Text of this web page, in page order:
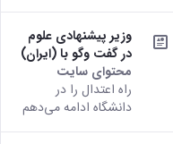
وزیر پیشنهادی علوم
در گفت ‌وگو با (ایران)
محتوای سایت
راه اعتدال را در
دانشگاه ادامه می‌دهم